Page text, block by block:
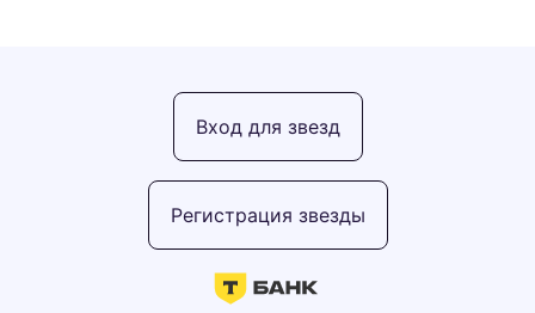
Регистрация звезды
Вход для звезд